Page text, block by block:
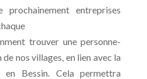
prochainement entreprises
trouver une personne-
nos villages, en lien avec la
en Bessin. Cela permettra